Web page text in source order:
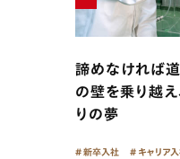
諦めなければ
の壁を乗り越え
りの夢
新卒入社 キャリア